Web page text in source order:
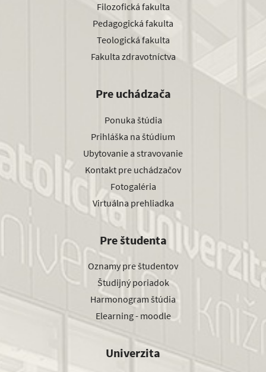
Filozofická fakulta
Pedagogická fakulta
Teologická fakulta
Fakulta zdravotníctva
Pre uchádzača
Ponuka štúdia
Prihláška na štúdium
Ubytovanie a stravovanie
Kontakt pre uchádzačov
Fotogaléria
Virtuálna prehliadka
Pre študenta
Oznamy pre študentov
Študijný poriadok
Harmonogram štúdia
Elearning - moodle
Univerzita